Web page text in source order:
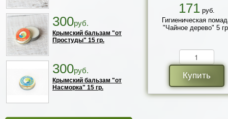
300руб.
Крымский бальзам "от
Простуды" 15 гр.
300руб.
Крымский бальзам "от
Насморка" 15 гр.
171руб.
Гигиеническая
"Чайное дерево" 5
Купить